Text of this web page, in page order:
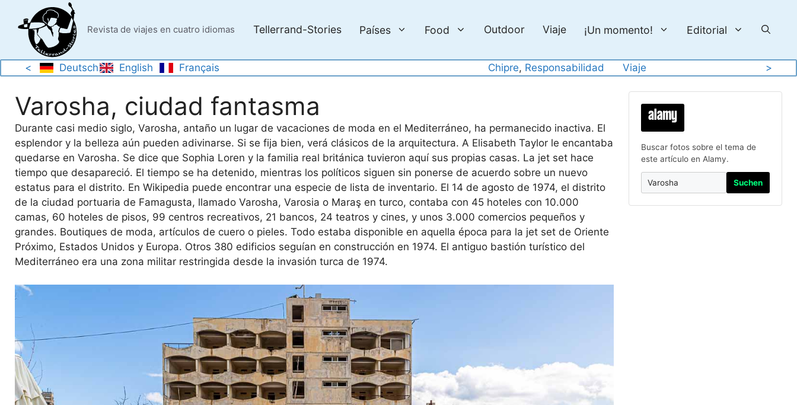
contenido
Revista de viajes en cuatro idiomas Tellerrand-Stories Países Food Outdoor Viaje ¡Un momento! Editorial
< Deutsch English Français Chipre, Responsabilidad Viaje >
Varosha, ciudad fantasma
Durante casi medio siglo, Varosha, antaño un lugar de vacaciones de moda en el Mediterráneo, ha permanecido inactiva. El
esplendor y la belleza aún pueden adivinarse. Si se fija bien, verá clásicos de la arquitectura. A Elisabeth Taylor le encantaba
quedarse en Varosha. Se dice que Sophia Loren y la familia real británica tuvieron aquí sus propias casas. La jet set hace
tiempo que desapareció. El tiempo se ha detenido, mientras los políticos siguen sin ponerse de acuerdo sobre un nuevo
estatus para el distrito. En Wikipedia puede encontrar una especie de lista de inventario. El 14 de agosto de 1974, el distrito
de la ciudad portuaria de Famagusta, llamado Varosha, Varosia o Maraş en turco, contaba con 45 hoteles con 10.000
camas, 60 hoteles de pisos, 99 centros recreativos, 21 bancos, 24 teatros y cines, y unos 3.000 comercios pequeños y
grandes. Boutiques de moda, artículos de cuero o pieles. Todo estaba disponible en aquella época para la jet set de Oriente
Próximo, Estados Unidos y Europa. Otros 380 edificios seguían en construcción en 1974. El antiguo bastión turístico del
Mediterráneo era una zona militar restringida desde la invasión turca de 1974.
Buscar fotos sobre el tema de
este artículo en Alamy.
Suchen